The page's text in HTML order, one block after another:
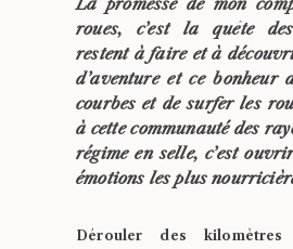
roues, c’est la quête
restent à faire et à
d’aventure et ce bonheur
courbes et de surfer les
à cette communauté des
régime en selle, c’est
émotions les plus
Dérouler des